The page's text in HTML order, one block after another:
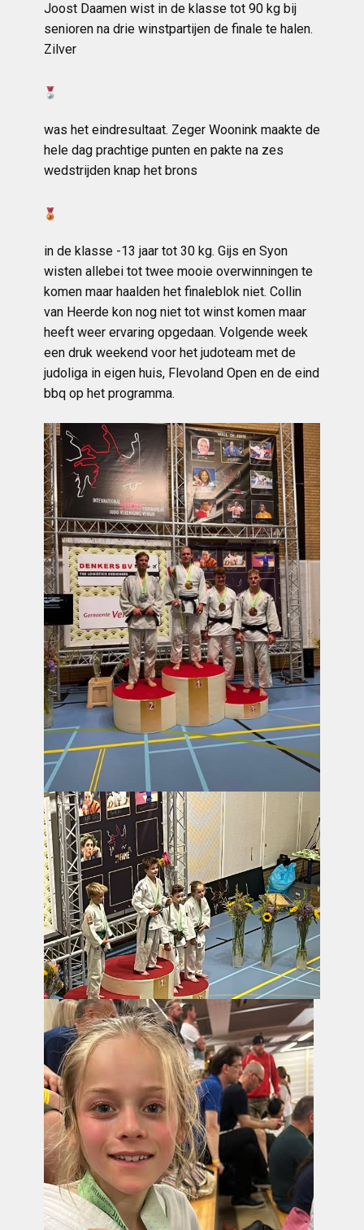
Joost Daamen wist in de klasse tot 90 kg bij
senioren na drie winstpartijen de finale te halen.
Zilver
was het eindresultaat. Zeger Woonink maakte de
hele dag prachtige punten en pakte na zes
wedstrijden knap het brons
in de klasse -13 jaar tot 30 kg. Gijs en Syon
wisten allebei tot twee mooie overwinningen te
komen maar haalden het finaleblok niet. Collin
van Heerde kon nog niet tot winst komen maar
heeft weer ervaring opgedaan. Volgende week
een druk weekend voor het judoteam met de
judoliga in eigen huis, Flevoland Open en de eind
bbq op het programma.